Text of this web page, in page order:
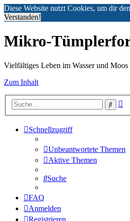
Diese Website nutzt Cookies, um dir
Verstanden!
Mikro-
Vielfältiges Leben im Wasser und
Zum Inhalt
Suche
Schnellzugriff
Unbeantwortete Themen
Aktive Themen
Suche
FAQ
Anmelden